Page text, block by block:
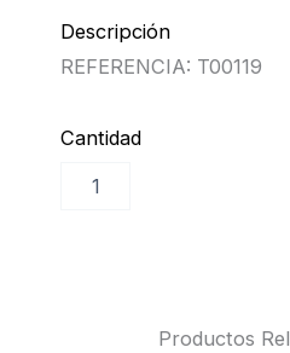
Descripción
REFERENCIA: T00119
Cantidad
CF226A
Productos